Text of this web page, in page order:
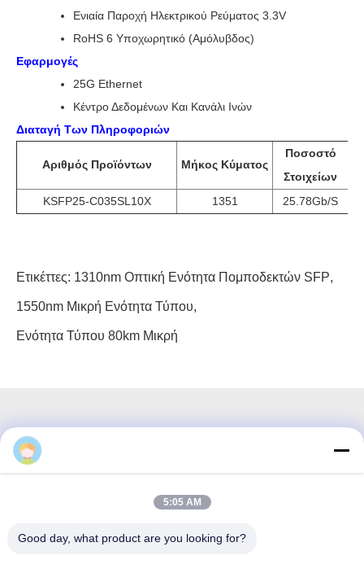
Ενιαία Παροχή Ηλεκτρικού Ρεύματος 3.3V
RoHS 6 Υποχωρητικό (αμόλυβδος)
Εφαρμογές
25G Ethernet
Κέντρο Δεδομένων Και Κανάλι Ινών
Διαταγή Των Πληροφοριών
Αριθμός Προϊόντων Μήκος Κύματος
Ποσοστό
Στοιχείων
KSFP25-C035SL10X 1351 25.78Gb/s
Ετικέττες: 1310nm Οπτική Ενότητα Πομποδεκτών SFP,
1550nm Μικρή Ενότητα Τύπου,
Ενότητα Τύπου 80km Μικρή
3F, τετράγωνο #7, GS Park, Wuhe Blvd, Guanlan Longhua,
Ηλεκτρονικό ταχυδρομείο: fanny@opticking.com
Τηλ.: +86-755-83425935-83425936
5:05 AM
Good day, what product are you looking for?